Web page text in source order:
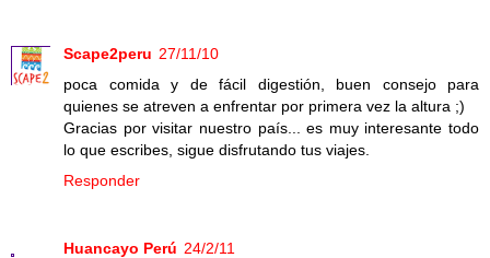
Scape2peru 27/11/10
poca comida y de fácil digestión, buen consejo para
quienes se atreven a enfrentar por primera vez la altura ;)
Gracias por visitar nuestro país... es muy interesante todo
lo que escribes, sigue disfrutando tus viajes.
Responder
Huancayo Perú 24/2/11